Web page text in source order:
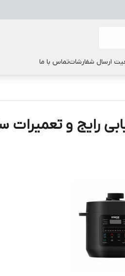
ارسال شفارشاتتماس با ما
رایج و تعمیرات